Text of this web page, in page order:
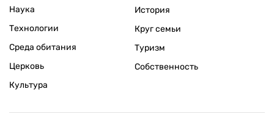
Наука
Технологии
Среда обитания
Церковь
Культура
История
Круг семьи
Туризм
Собственность